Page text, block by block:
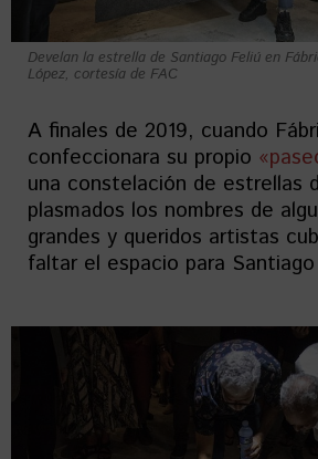
Develan la estrella de Santiago Feliú en
López, cortesía de FAC
A finales de 2019, cuando
confeccionara su propio
una constelación de estrellas
plasmados los nombres de
grandes y queridos artistas
faltar el espacio para